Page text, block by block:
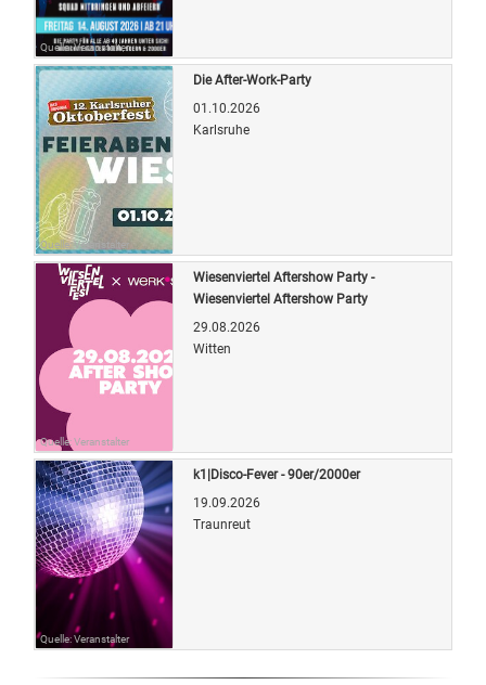
Quelle: Veranstalter
Quelle: Veranstalter
Die After-Work-Party
01.10.2026
Karlsruhe
Quelle: Veranstalter
Wiesenviertel Aftershow Party -
Wiesenviertel Aftershow Party
29.08.2026
Witten
Quelle: Veranstalter
k1|Disco-Fever - 90er/2000er
19.09.2026
Traunreut